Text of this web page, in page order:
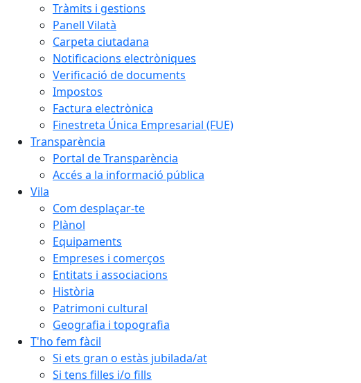
Tràmits i gestions
Panell Vilatà
Carpeta ciutadana
Notificacions electròniques
Verificació de documents
Impostos
Factura electrònica
Finestreta Única Empresarial (FUE)
Transparència
Portal de Transparència
Accés a la informació pública
Vila
Com desplaçar-te
Plànol
Equipaments
Empreses i comerços
Entitats i associacions
Història
Patrimoni cultural
Geografia i topografia
T'ho fem fàcil
Si ets gran o estàs jubilada/at
Si tens filles i/o fills